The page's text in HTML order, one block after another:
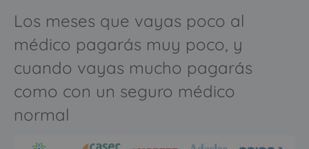
Los meses que vayas poco al
médico pagarás muy poco, y
cuando vayas mucho pagarás
como con un seguro médico
normal